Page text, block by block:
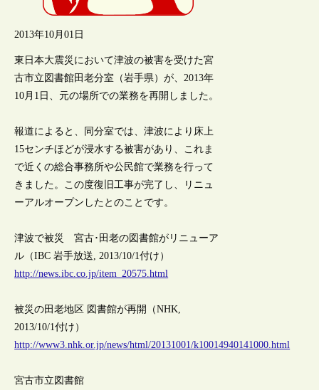
2013年10月01日
東日本大震災において津波の被害を受けた宮
古市立図書館田老分室（岩手県）が、2013年
10月1日、元の場所での業務を再開しました。
報道によると、同分室では、津波により床上
15センチほどが浸水する被害があり、これま
で近くの総合事務所や公民館で業務を行って
きました。この度復旧工事が完了し、リニュ
ーアルオープンしたとのことです。
津波で被災 宮古･田老の図書館がリニューア
ル（IBC 岩手放送, 2013/10/1付け）
http://news.ibc.co.jp/item_20575.html
被災の田老地区 図書館が再開（NHK,
2013/10/1付け）
http://www3.nhk.or.jp/news/html/20131001/k10014940141000.html
宮古市立図書館